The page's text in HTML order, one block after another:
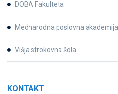
DOBA Fakulteta
Mednarodna poslovna akademija
Višja strokovna šola
KONTAKT